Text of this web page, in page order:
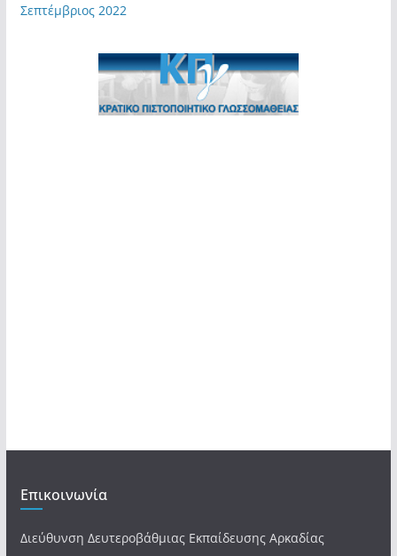
Σεπτέμβριος 2022
Επικοινωνία
Διεύθυνση Δευτεροβάθμιας Εκπαίδευσης Αρκαδίας